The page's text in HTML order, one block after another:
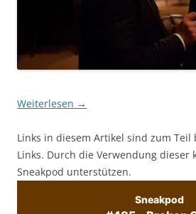
Weiterlesen →
Links in diesem Artikel sind zum Teil
Links. Durch die Verwendung dieser
Sneakpod unterstützen.